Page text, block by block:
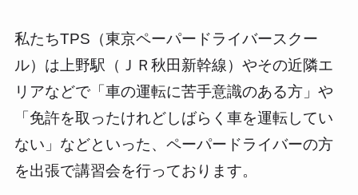
私たちTPS（東京ペーパードライバースクー
ル）は上野駅（ＪＲ秋田新幹線）やその近隣エ
リアなどで「車の運転に苦手意識のある方」や
「免許を取ったけれどしばらく車を運転してい
ない」などといった、ペーパードライバーの方
を出張で講習会を行っております。